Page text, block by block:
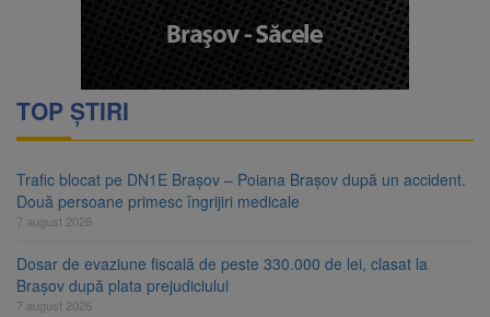
TOP ȘTIRI
Trafic blocat pe DN1E Brașov – Poiana Brașov după un accident.
Două persoane primesc îngrijiri medicale
7 august 2026
Dosar de evaziune fiscală de peste 330.000 de lei, clasat la
Brașov după plata prejudiciului
7 august 2026